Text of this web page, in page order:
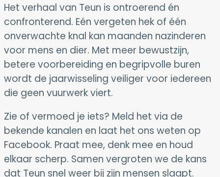
Het verhaal van Teun is ontroerend én
confronterend. Eén vergeten hek of één
onverwachte knal kan maanden nazinderen
voor mens en dier. Met meer bewustzijn,
betere voorbereiding en begripvolle buren
wordt de jaarwisseling veiliger voor iedereen
die geen vuurwerk viert.
Zie of vermoed je iets? Meld het via de
bekende kanalen en laat het ons weten op
Facebook. Praat mee, denk mee en houd
elkaar scherp. Samen vergroten we de kans
dat Teun snel weer bij zijn mensen slaapt.